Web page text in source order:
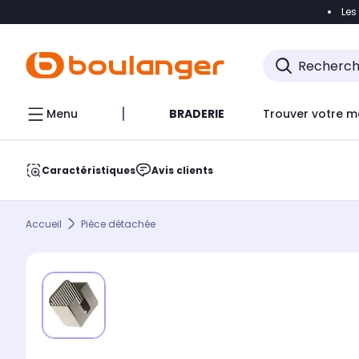
Accéder
Menu BRADERIE Trouver votre
Caractéristiques Avis clients
Accueil Pièce détachée